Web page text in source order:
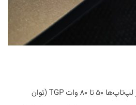
مصرف انرژی 1650 Ti در لپ‌تاپ‌ها ۵۰ تا ۸۰ وات TGP (توان